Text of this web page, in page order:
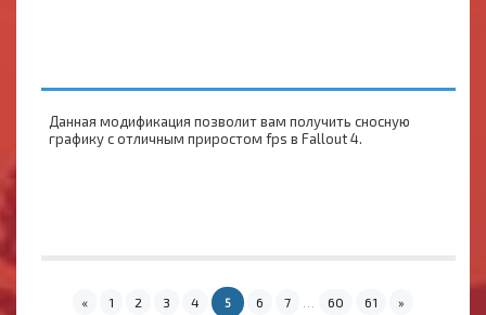
Данная модификация позволит вам получить сносную
графику с отличным приростом fps в Fallout 4.
« 1 2 3 4 5 6 7 60 61 »